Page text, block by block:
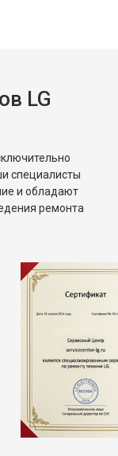
LG
специалисты
и обладают
ремонта